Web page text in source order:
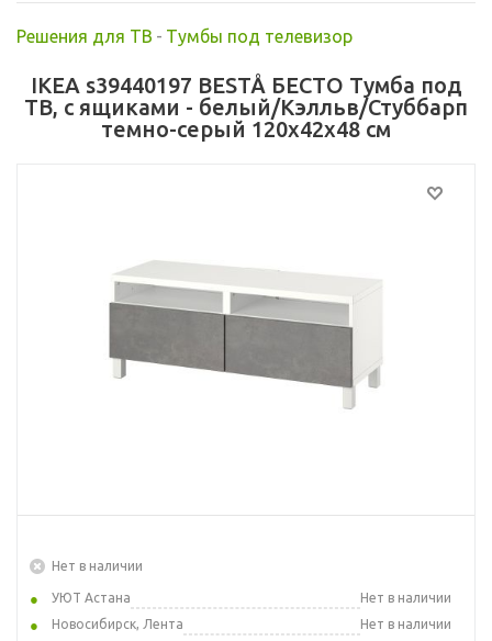
Решения для ТВ - Тумбы под телевизор
IKEA s39440197 BESTÅ БЕСТО Тумба под
ТВ, с ящиками - белый/Кэлльв/Стуббарп
темно-серый 120x42x48 см
Нет в наличии
УЮТ Астана
Нет в наличии
Новосибирск, Лента
Нет в наличии